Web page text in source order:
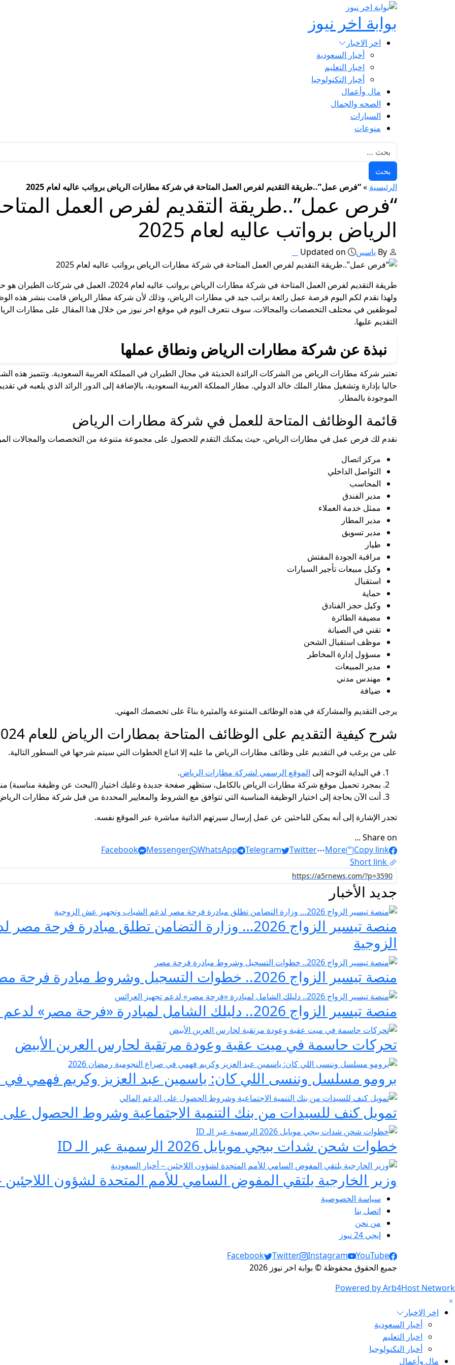
بوابة اخر نيوز
اخر الاخبار
أخبار السعودية
اخبار التعليم
أخبار التكنولوجيا
مال وأعمال
الصحه والجمال
السيارات
منوعات
الرئيسية »“فرص عمل”..طريقة التقديم لفرص العمل المتاحة في شركة مطارات الرياض برواتب عاليه لعام 2025
“فرص عمل”..طريقة التقديم لفرص العمل
الرياض برواتب عاليه لعام 2025
By ياسين Updated on
طريقة التقديم لفرص العمل المتاحة في شركة مطارات الرياض
ولهذا نقدم لكم اليوم فرصة عمل رائعة براتب جيد في مطارات الرياض، وذلك لأن شركة مطار الرياض قامت بنشر هذه
لموظفين في مختلف التخصصات والمجالات. سوف نتعرف اليوم في موقع اخر نيوز من خلال هذا المقال على مطارات
التقديم عليها.
نبذة عن شركة مطارات الرياض ونطاق عملها
تعتبر شركة مطارات الرياض من الشركات الرائدة الحديثة في مجال الطيران في المملكة العربية السعودية. وتتميز هذه
حاليا بإدارة وتشغيل مطار الملك خالد الدولي. مطار المملكة العربية السعودية، بالإضافة إلى الدور الرائد الذي يلعبه
الموجودة بالمطار.
قائمة الوظائف المتاحة للعمل في شركة مطارات الرياض
نقدم لك فرص عمل في مطارات الرياض، حيث يمكنك التقدم للحصول على مجموعة متنوعة من التخصصات والمجالات
مركز اتصال
التواصل الداخلي
المحاسب
مدير الفندق
ممثل خدمة العملاء
مدير المطار
مدير تسويق
طيار
مراقبة الجودة المفتش
وكيل مبيعات تأجير السيارات
استقبال
حماية
وكيل حجز الفنادق
مضيفة الطائرة
تقني في الصيانة
موظف استقبال الشحن
مسؤول إدارة المخاطر
مدير المبيعات
مهندس مدني
ضيافة
يرجى التقديم والمشاركة في هذه الوظائف المتنوعة والمثيرة بناءً على تخصصك المهني.
شرح كيفية التقديم على الوظائف المتاحة بمطارات الرياض للعام 2024
على من يرغب في التقديم على وظائف مطارات الرياض ما عليه إلا اتباع الخطوات التي سيتم شرحها في السطور التالية.
في البداية التوجه إلى الموقع الرسمي لشركة مطارات الرياض.
بمجرد تحميل موقع شركة مطارات الرياض بالكامل، ستظهر صفحة جديدة وعليك اختيار (البحث عن وظيفة مناسبة)
أنت الآن بحاجة إلى اختيار الوظيفة المناسبة التي تتوافق مع الشروط والمعايير المحددة من قبل شركة مطارات
تجدر الإشارة إلى أنه يمكن للباحثين عن عمل إرسال سيرتهم الذاتية مباشرة عبر الموقع نفسه.
Share on ...
Facebook
Messenger WhatsApp Telegram Twitter More
Copy link
Short link
جديد الأخبار
منصة تيسير الزواج 2026… وزارة التضامن تطلق مبادرة
الزوجية
منصة تيسير الزواج 2026.. خطوات التسجيل وشروط مبادرة فرحة مصر
منصة تيسير الزواج 2026.. دليلك الشامل لمبادرة «فرحة مصر» لدعم تجهيز العرائس
تحركات حاسمة في ميت عقبة وعودة مرتقبة لحارس العرين الأبيض
برومو مسلسل وننسى اللي كان: ياسمين عبد العزيز وكريم فهمي في
تمويل كنف للسيدات من بنك التنمية الاجتماعية وشروط الحصول على
خطوات شحن شدات ببجي موبايل 2026 الرسمية عبر الـ ID
وزير الخارجية يلتقي المفوض السامي للأمم المتحدة لشؤون اللاجئين
سياسة الخصوصية
اتصل بنا
من نحن
إيجي 24 نيوز
Social Links
Facebook Twitter Instagram
YouTube
جميع الحقوق محفوظة © بوابة اخر نيوز 2026
Powered by Arb4Host Network
اخر الاخبار
أخبار السعودية
اخبار التعليم
أخبار التكنولوجيا
مال وأعمال